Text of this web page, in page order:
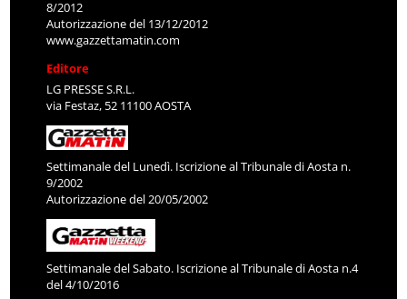
8/2012
Autorizzazione del 13/12/2012
www.gazzettamatin.com
Editore
LG PRESSE S.R.L.
via Festaz, 52 11100 AOSTA
Settimanale del Lunedì. Iscrizione al Tribunale di Aosta n.
9/2002
Autorizzazione del 20/05/2002
Settimanale del Sabato. Iscrizione al Tribunale di Aosta n.4
del 4/10/2016